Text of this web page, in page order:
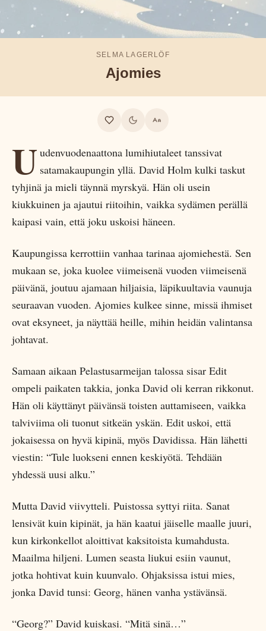
SELMA LAGERLÖF
Ajomies
U udenvuodenaattona lumihiutaleet tanssivat
satamakaupungin yllä. David Holm kulki taskut
tyhjinä ja mieli täynnä myrskyä. Hän oli usein
kiukkuinen ja ajautui riitoihin, vaikka sydämen perällä
kaipasi vain, että joku uskoisi häneen.
Kaupungissa kerrottiin vanhaa tarinaa ajomiehestä. Sen
mukaan se, joka kuolee viimeisenä vuoden viimeisenä
päivänä, joutuu ajamaan hiljaisia, läpikuultavia vaunuja
seuraavan vuoden. Ajomies kulkee sinne, missä ihmiset
ovat eksyneet, ja näyttää heille, mihin heidän valintansa
johtavat.
Samaan aikaan Pelastusarmeijan talossa sisar Edit
ompeli paikaten takkia, jonka David oli kerran rikkonut.
Hän oli käyttänyt päivänsä toisten auttamiseen, vaikka
talviviima oli tuonut sitkeän yskän. Edit uskoi, että
jokaisessa on hyvä kipinä, myös Davidissa. Hän lähetti
viestin: “Tule luokseni ennen keskiyötä. Tehdään
yhdessä uusi alku.”
Mutta David viivytteli. Puistossa syttyi riita. Sanat
lensivät kuin kipinät, ja hän kaatui jäiselle maalle juuri,
kun kirkonkellot aloittivat kaksitoista kumahdusta.
Maailma hiljeni. Lumen seasta liukui esiin vaunut,
jotka hohtivat kuin kuunvalo. Ohjaksissa istui mies,
jonka David tunsi: Georg, hänen vanha ystävänsä.
“Georg?” David kuiskasi. “Mitä sinä…”